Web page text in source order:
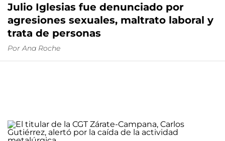
Julio Iglesias fue denunciado por
agresiones sexuales, maltrato laboral y
trata de personas
Por Ana Roche